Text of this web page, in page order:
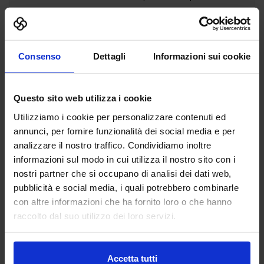
Consenso Dettagli Informazioni sui cookie
Questo sito web utilizza i cookie
Utilizziamo i cookie per personalizzare contenuti ed
annunci, per fornire funzionalità dei social media e per
analizzare il nostro traffico. Condividiamo inoltre
informazioni sul modo in cui utilizza il nostro sito con i
nostri partner che si occupano di analisi dei dati web,
pubblicità e social media, i quali potrebbero combinarle
con altre informazioni che ha fornito loro o che hanno
raccolto dal suo utilizzo dei loro servizi.
Accetta tutti